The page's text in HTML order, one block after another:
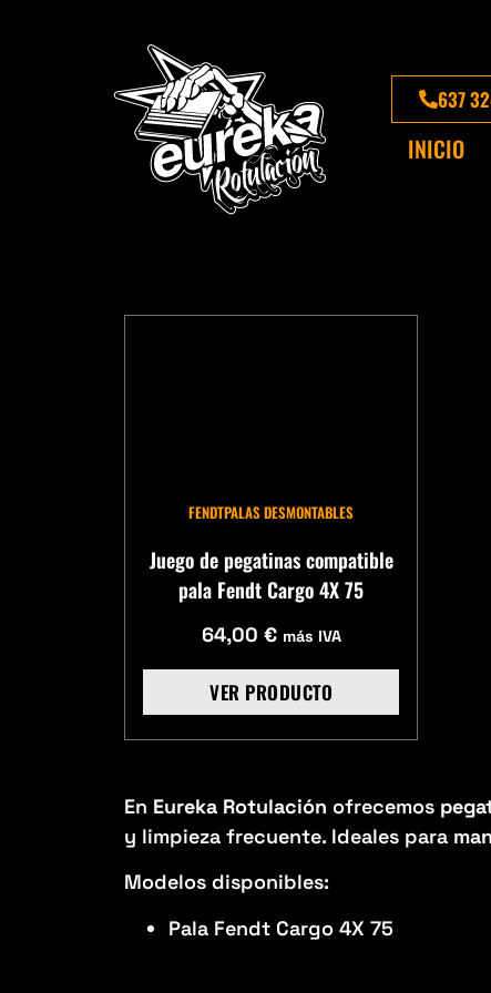
637
INICIO
FENDTPALAS DESMONTABLES
Juego de pegatinas compatible
pala Fendt Cargo 4X 75
64,00 € más IVA
VER PRODUCTO
En Eureka Rotulación ofrecemos
y limpieza frecuente. Ideales para
Modelos disponibles:
Pala Fendt Cargo 4X 75